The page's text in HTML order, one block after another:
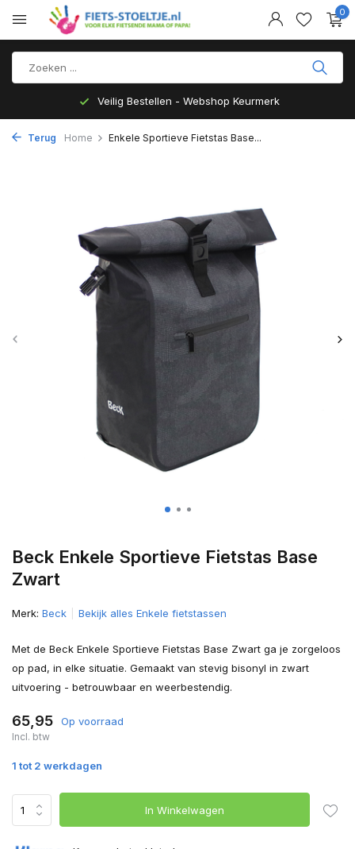
0
Veilig Bestellen - Webshop Keurmerk
Terug Home Enkele Sportieve Fietstas Base...
Beck Enkele Sportieve Fietstas Base
Zwart
Merk: Beck Bekijk alles Enkele fietstassen
Met de Beck Enkele Sportieve Fietstas Base Zwart ga je zorgeloos
op pad, in elke situatie. Gemaakt van stevig bisonyl in zwart
uitvoering - betrouwbaar en weerbestendig.
65,95 Op voorraad
Incl. btw
1 tot 2 werkdagen
In Winkelwagen